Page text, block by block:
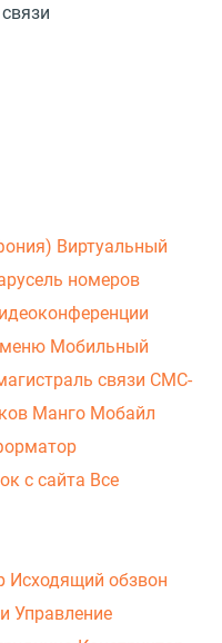
Виртуальный
номеров
меню Мобильный
связи СМС-
Манго Мобайл
с сайта Все
Исходящий обзвон
Управление